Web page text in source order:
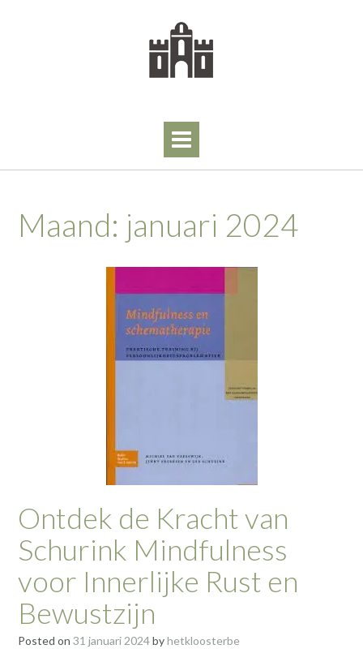
Maand: januari 2024
Ontdek de Kracht van
Schurink Mindfulness
voor Innerlijke Rust en
Bewustzijn
Posted on 31 januari 2024byhetkloosterbe